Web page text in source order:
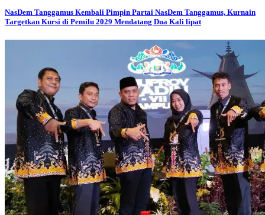
NasDem Tanggamus Kembali Pimpin Partai NasDem Tanggamus, Kurnain
Targetkan Kursi di Pemilu 2029 Mendatang Dua Kali lipat